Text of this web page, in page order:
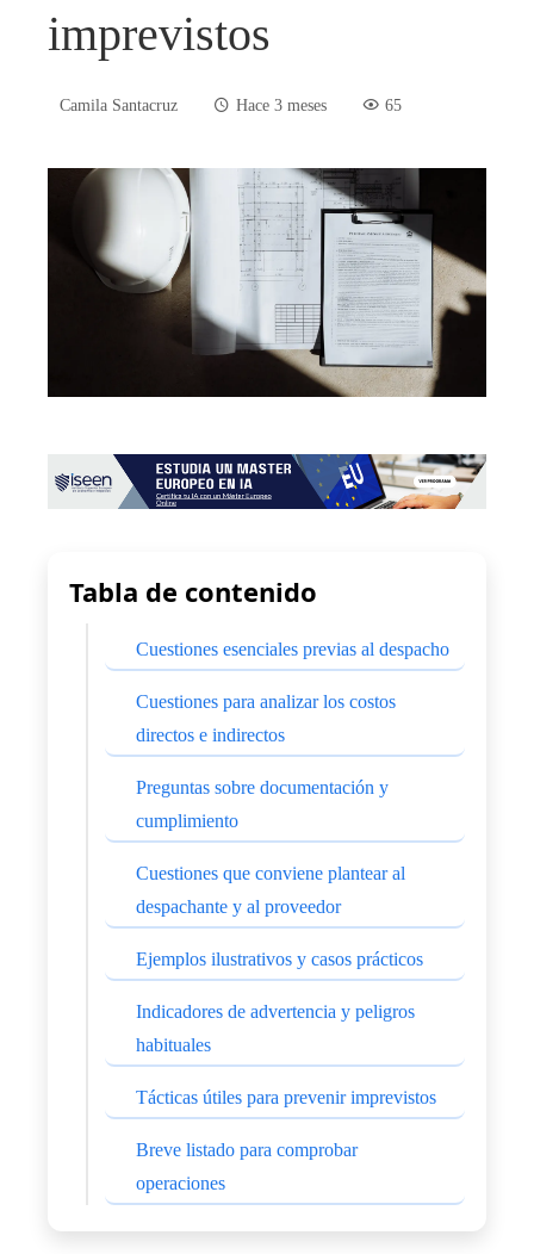
imprevistos
Camila Santacruz Hace 3 meses 65
Tabla de contenido
Cuestiones esenciales previas al despacho
Cuestiones para analizar los costos
directos e indirectos
Preguntas sobre documentación y
cumplimiento
Cuestiones que conviene plantear al
despachante y al proveedor
Ejemplos ilustrativos y casos prácticos
Indicadores de advertencia y peligros
habituales
Tácticas útiles para prevenir imprevistos
Breve listado para comprobar
operaciones